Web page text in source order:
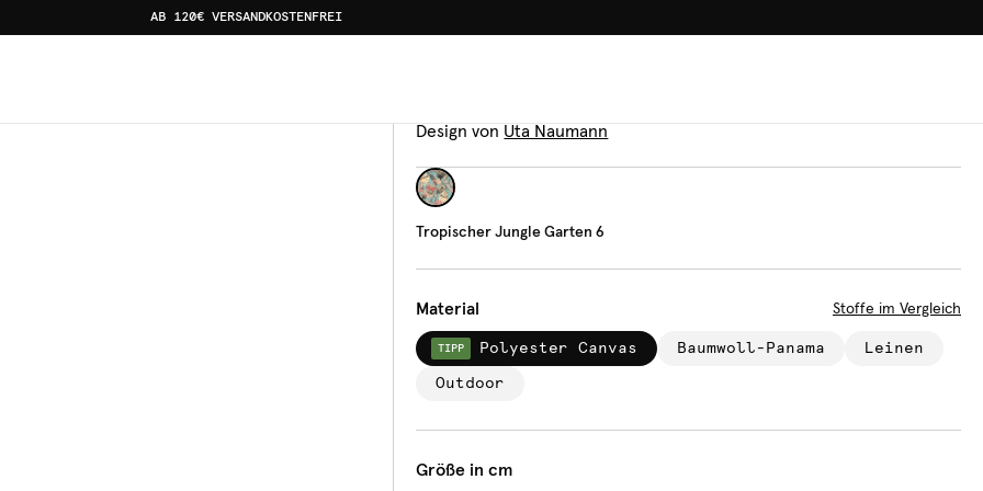
AB 120€ VERSANDKOSTENFREI
6 Tischdecke
Design von Uta Naumann
Tropischer Jungle Garten 6
Material Stoffe im Vergleich
TIPP Polyester Canvas Baumwoll-Panama Leinen
Outdoor
Größe in cm